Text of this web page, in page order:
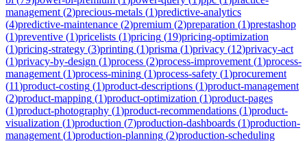
management (2)precious-metals (1)predictive-analytics
(4)predictive-maintenance (2)premium (2)preparation (1)prestashop
(1)preventive (1)pricelists (1)pricing (19)pricing-optimization
(1)pricing-strategy (3)printing (1)prisma (1)privacy (12)privacy-act
(1)privacy-by-design (1)process (2)process-improvement (1)process-
management (1)process-mining (1)process-safety (1)procurement
(11)product-costing (1)product-descriptions (1)product-management
(2)product-mapping (1)product-optimization (1)product-pages
(1)product-photography (1)product-recommendations (1)product-
visualization (1)production (7)production-dashboards (1)production-
management (1)production-planning (2)production-scheduling